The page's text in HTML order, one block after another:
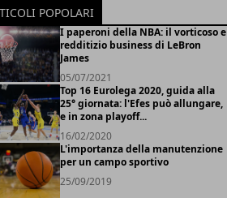
POPOLARI
I paperoni della NBA: il vorticoso e
redditizio business di LeBron
James
05/07/2021
Top 16 Eurolega 2020, guida alla
25° giornata: l'Efes può allungare,
e in zona playoff...
16/02/2020
L'importanza della manutenzione
per un campo sportivo
25/09/2019